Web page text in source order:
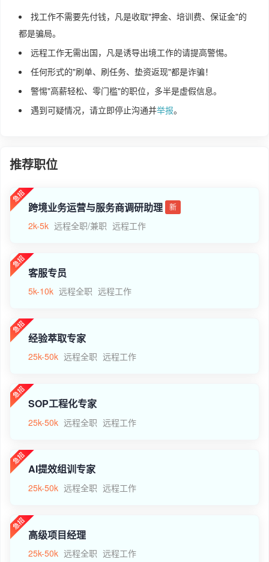
找工作不需要先付钱，凡是收取"押金、培训费、保证金"的
都是骗局。
远程工作无需出国，凡是诱导出境工作的请提高警惕。
任何形式的"刷单、刷任务、垫资返现"都是诈骗！
警惕"高薪轻松、零门槛"的职位，多半是虚假信息。
遇到可疑情况，请立即停止沟通并举报。
推荐职位
跨境业务运营与服务商调研助理 新
2k-5k 远程全职/兼职 远程工作
客服专员
5k-10k 远程全职 远程工作
经验萃取专家
25k-50k 远程全职 远程工作
SOP工程化专家
25k-50k 远程全职 远程工作
AI提效组训专家
25k-50k 远程全职 远程工作
高级项目经理
25k-50k 远程全职 远程工作